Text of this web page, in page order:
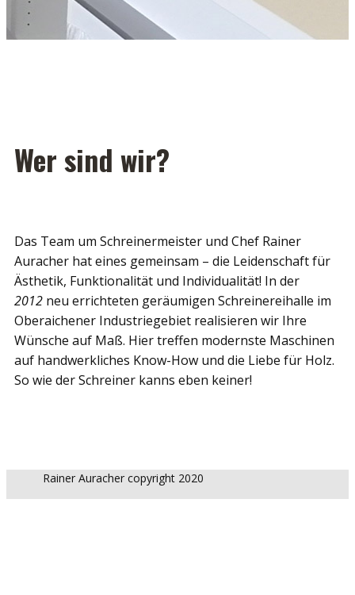
Wer sind wir?
Das Team um Schreinermeister und Chef Rainer
Auracher hat eines gemeinsam – die Leidenschaft für
Ästhetik, Funktionalität und Individualität! In der
2012 neu errichteten geräumigen Schreinereihalle im
Oberaichener Industriegebiet realisieren wir Ihre
Wünsche auf Maß. Hier treffen modernste Maschinen
auf handwerkliches Know-How und die Liebe für Holz.
So wie der Schreiner kanns eben keiner!
Rainer Auracher copyright 2020